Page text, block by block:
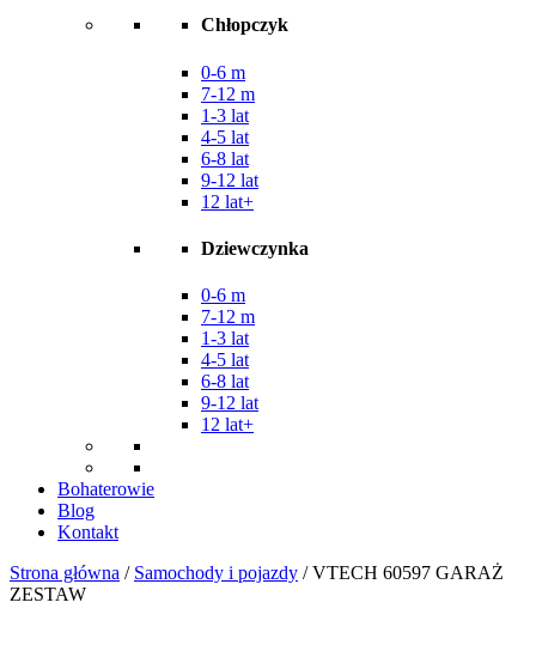
Chłopczyk
0-6 m
7-12 m
1-3 lat
4-5 lat
6-8 lat
9-12 lat
12 lat+
Dziewczynka
0-6 m
7-12 m
1-3 lat
4-5 lat
6-8 lat
9-12 lat
12 lat+
Bohaterowie
Blog
Kontakt
Strona główna / Samochody i pojazdy / VTECH 60597 GARAŻ
ZESTAW